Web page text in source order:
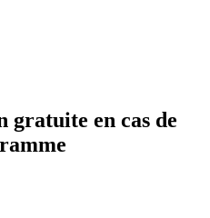
gratuite en cas de